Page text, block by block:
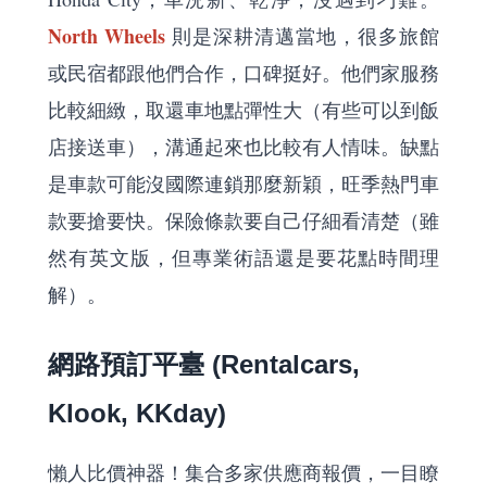
North Wheels 則是深耕清邁當地，很多旅館
或民宿都跟他們合作，口碑挺好。他們家服務
比較細緻，取還車地點彈性大（有些可以到飯
店接送車），溝通起來也比較有人情味。缺點
是車款可能沒國際連鎖那麼新穎，旺季熱門車
款要搶要快。保險條款要自己仔細看清楚（雖
然有英文版，但專業術語還是要花點時間理
解）。
網路預訂平臺 (Rentalcars,
Klook, KKday)
懶人比價神器！集合多家供應商報價，一目瞭